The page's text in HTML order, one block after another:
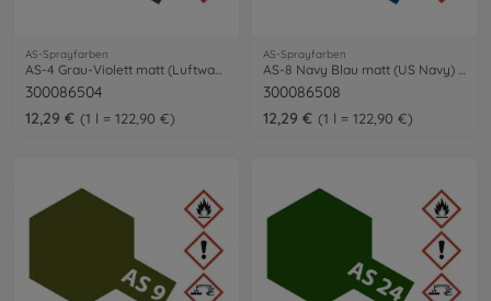
AS-Sprayfarben
300086504
12,29 €
1 l = 122,90 €
AS-Sprayfarben
300086508
12,29 €
1 l = 122,90 €